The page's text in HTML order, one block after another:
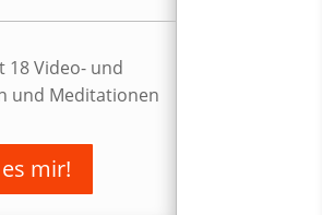
18 Video- und
und Meditationen
mir!